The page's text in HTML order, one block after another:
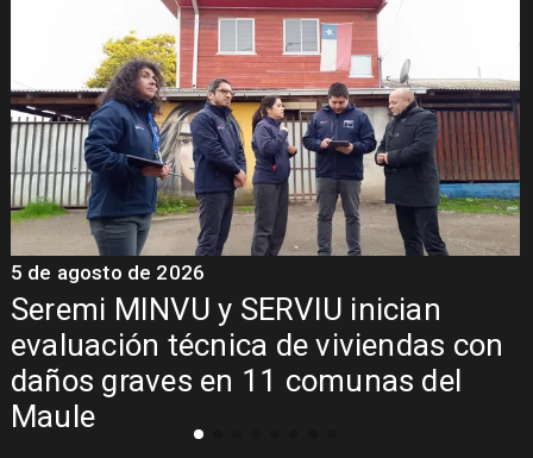
con
del
Fondo Orasmi entrega apoyo a
familia de Romeral para
alimentación especializada
5 de agosto de 2026